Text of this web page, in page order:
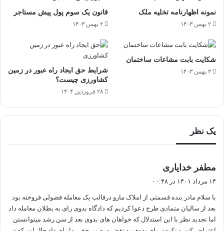
نمونه اظهارنامه تخلیه ملک
۲ بهمن ۱۴۰۳
قانون یک سوم پول پیش مستاجر
۲ بهمن ۱۴۰۳
شکایت بابت مشاعات ساختمان
۳ بهمن ۱۴۰۳
شرایط حق ایجاد راه عبور در زمین
کشاورزی چیست؟
۲۸ فروردین ۱۴۰۴
یک نظر
مطفر خدایاری
:
۱۴ مرداد ۱۴۰۱ در ۰۰:۴۸
با سلام مادر بنده قسمتی از املاک مارو درقالب یک معامله فضولی فروخته بود
بعد از سالیان متمادی طرح دعوا کردیم که دادگاه بدوی رای به بطلان معامله داد
اما تجدید نظر با این استدلال که خواهان های بدوی بعد از سن رشد میتوانستن